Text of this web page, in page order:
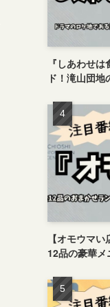
『しあわせ
ド！滝山団
【オモウマ
12品の豪華メ